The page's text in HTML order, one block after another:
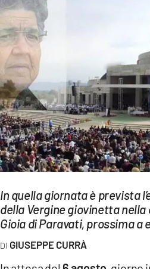
SOCIETÀ
CULTURA
ECONOMIA E LAVORO
EVENTI
SPORT
Streaming
LAC TV
LAC NETWORK
LAC ONAIR
Network
In quella giornata è prevista
della Vergine giovinetta nella
Gioia di Paravati, prossima a
GIUSEPPE CURRÀ